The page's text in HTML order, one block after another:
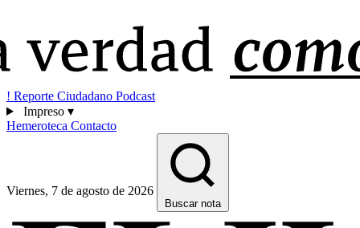
! Reporte Ciudadano Podcast
Impreso ▾
Hemeroteca Contacto
Viernes, 7 de agosto de 2026
Buscar nota